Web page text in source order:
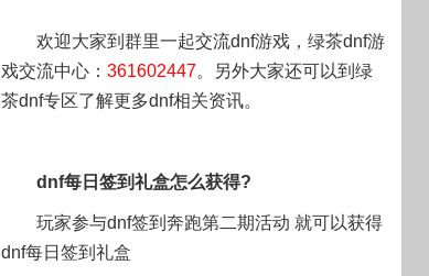
欢迎大家到群里一起交流dnf游戏，绿茶dnf游
戏交流中心： 361602447。另外大家还可以到绿
茶dnf专区了解更多dnf相关资讯。
dnf每日签到礼盒怎么获得?
玩家参与dnf签到奔跑第二期活动 就可以获得
dnf每日签到礼盒